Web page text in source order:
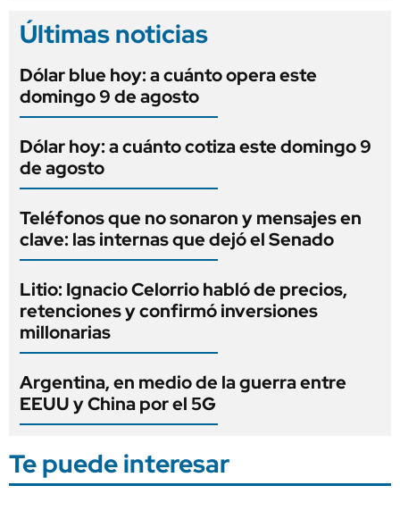
Últimas noticias
Dólar blue hoy: a cuánto opera este
domingo 9 de agosto
Dólar hoy: a cuánto cotiza este domingo 9
de agosto
Teléfonos que no sonaron y mensajes en
clave: las internas que dejó el Senado
Litio: Ignacio Celorrio habló de precios,
retenciones y confirmó inversiones
millonarias
Argentina, en medio de la guerra entre
EEUU y China por el 5G
Te puede interesar